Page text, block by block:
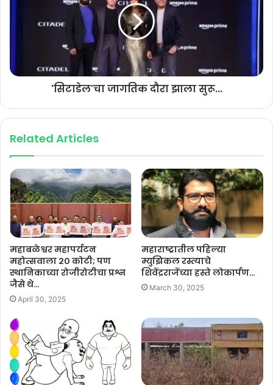
(इतर मागासवर्ग) ः- नितीन यादव, पांडुरंग शिरवाडकर. (भटक्या विमुक्त जाती)
ः- धनाजी गुजर, रावसाहेब चव्हाण, (ग्रामपंचायत सर्वसाधारण) मनोज पाटील,
राजाराम घाडगे, जोतीराम काळे, समीर भोसले, (अनुसूचित जाती) बबन भिसे,
सिद्धार्थ गायकवाड, (आर्थिकदृष्ट्या दुर्बल)ः- मधुकर देसाई, गोरख चव्हाण, अरुण
जाधव, (अनुज्ञप्ती धारक व अडते प्रतिनिधी) ः- सचिन वाघडोळे, अविनाश
पाटण बाजार समितीसाठी 18 जागा निवडून द्यायच्या असून 4260 इतके एकूण
मतदार आहेत. बुधवारी 5 एप्रिलला अर्जांची छाननी तर दि. 6 एप्रिल ते दि. 20
एप्रिलपर्यंत अर्ज माघारी घेता येणार आहेत. दि. 30 एप्रिल रोजी सकाळी 7 ते
दुपारी 4 या वेळेत मतदान व त्यानंतर त्याचदिवशी सायंकाळी पाटण येथे मतमोजणी
होणार असल्याची माहिती निवडणूक निर्णय अधिकारी उमेश उमरदंड यांनी दिली.
'सिटाडेल'चा जागतिक दौरा झाला सुरू...
Related Articles
महाबळेश्वर महापर्यटन
महोत्सवाला २० कोटी; पण
स्थानिकाच्या रोजीरोटीचा प्रश्न
जैसे थे…
April 30, 2025
महाराष्ट्रातील पहिल्या
म्युझिकल रस्त्याचे
शिवेंद्रराजेंच्या हस्ते लोकार्पण…
March 30, 2025